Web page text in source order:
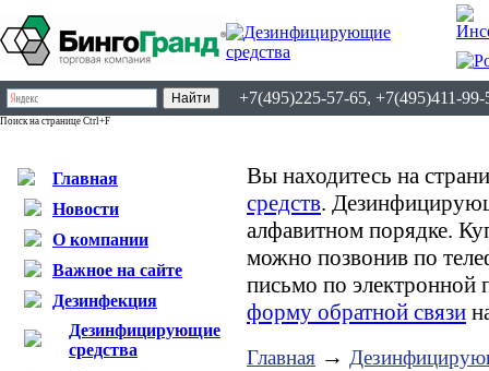
+7(495)225-57-65, +7(495)411-99-
Поиск на странице Ctrl+F
Главная
Новости
О компании
Важное на сайте
Дезинфекция
Дезинфицирующие
средства
Вы находитесь на
средств.
алфавитном порядке.
можно позвонив по
письмо по электронной
форму обратной связи
Главная →